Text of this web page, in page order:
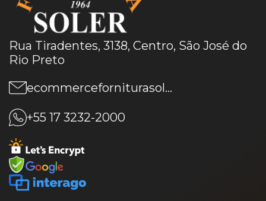
Rua Tiradentes, 3138, Centro, São José do
Rio Preto
ecommerceforniturasoler@gmail.com
+55 17 3232-2000